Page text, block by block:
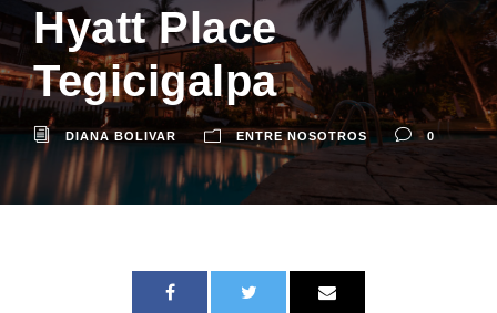
Hyatt Place
Tegicigalpa
DIANA BOLIVAR ENTRE NOSOTROS 0